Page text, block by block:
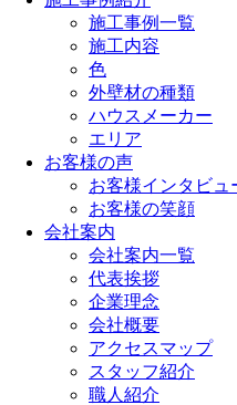
施工事例一覧
施工内容
色
外壁材の種類
ハウスメーカー
エリア
お客様の声
お客様インタビュ
お客様の笑顔
会社案内
会社案内一覧
代表挨拶
企業理念
会社概要
アクセスマップ
スタッフ紹介
職人紹介